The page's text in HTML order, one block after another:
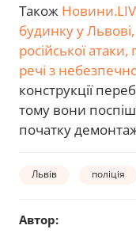
Також
будинку у
російської
речі з
конструкції
тому вони
початку
Львів поліція
Автор: